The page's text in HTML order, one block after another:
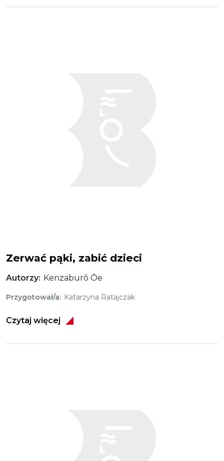
Zerwać pąki, zabić dzieci
Autorzy Kenzaburō Ōe
Przygotował/a Katarzyna Ratajczak
Czytaj więcej